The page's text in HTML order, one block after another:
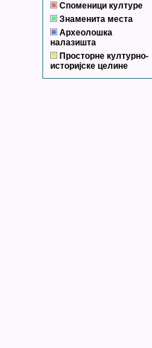
Споменици културе
Знаменита места
Археолошка
налазишта
Просторне културно-
историјске целине